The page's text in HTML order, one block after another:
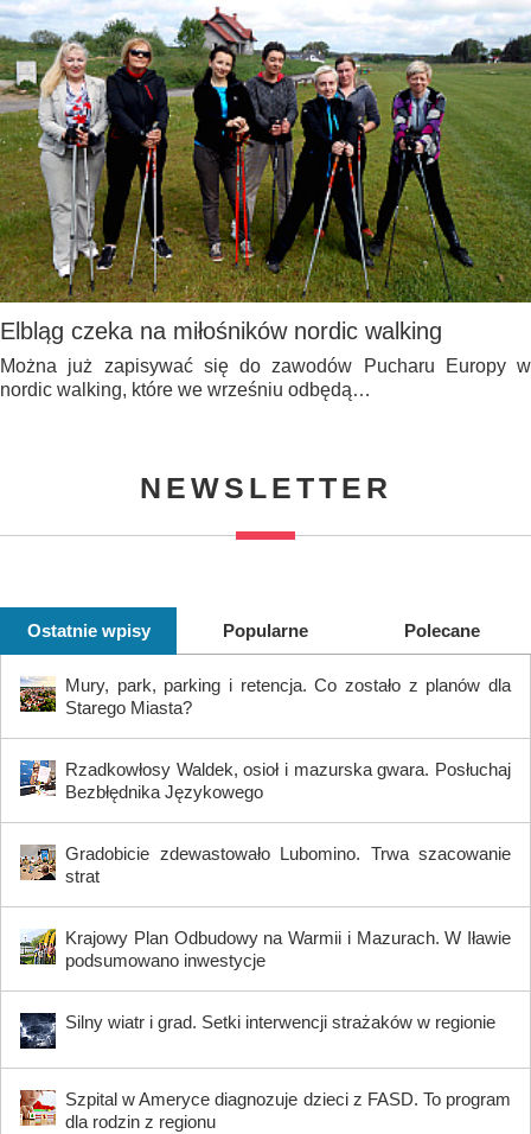
Elbląg czeka na miłośników nordic walking
Można już zapisywać się do zawodów Pucharu Europy w
nordic walking, które we wrześniu odbędą…
NEWSLETTER
Ostatnie wpisy Popularne Polecane
Mury, park, parking i retencja. Co zostało z planów dla
Starego Miasta?
Rzadkowłosy Waldek, osioł i mazurska gwara. Posłuchaj
Bezbłędnika Językowego
Gradobicie zdewastowało Lubomino. Trwa szacowanie
strat
Krajowy Plan Odbudowy na Warmii i Mazurach. W Iławie
podsumowano inwestycje
Silny wiatr i grad. Setki interwencji strażaków w regionie
Szpital w Ameryce diagnozuje dzieci z FASD. To program
dla rodzin z regionu